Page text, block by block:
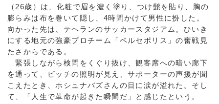
（26歳）は、化粧で眉を濃く塗り、つけ髭を貼り、胸の
膨らみは布を巻いて隠し、4時間かけて男性に扮した。
向かった先は、テヘランのサッカースタジアム。ひいき
にする地元の強豪プロチーム「ペルセポリス」の奮戦見
たさからである。
緊張しながら検問をくぐり抜け、観客席への暗い廊下
を通って、ピッチの照明が見え、サポーターの声援が聞
こえたとき、ホシュナバズさんの目に涙が溢れた。そし
て、「人生で革命が起きた瞬間だ」と感じたという。